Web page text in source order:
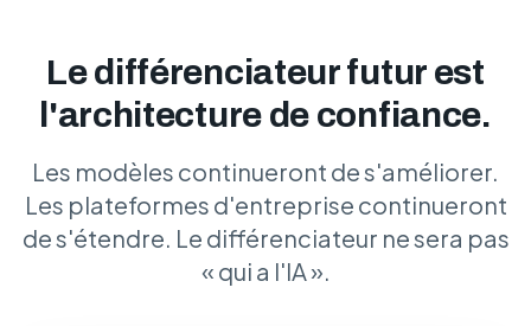
Le différenciateur futur est
l'architecture de confiance.
Les modèles continueront de s'améliorer.
Les plateformes d'entreprise continueront
de s'étendre. Le différenciateur ne sera pas
« qui a l'IA ».